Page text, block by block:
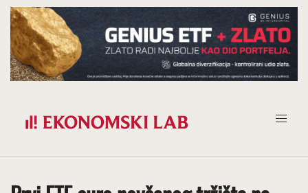
Prijeđi
na
sadržaj